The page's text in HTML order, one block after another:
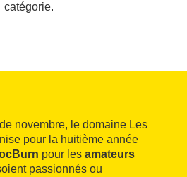
catégorie.
novembre, le domaine Les
pour la huitième année
pour les amateurs
passionnés ou